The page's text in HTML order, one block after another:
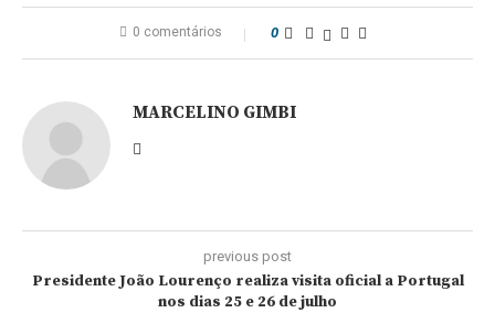
0 comentários 0
MARCELINO GIMBI
previous post
Presidente João Lourenço realiza visita oficial a Portugal
nos dias 25 e 26 de julho